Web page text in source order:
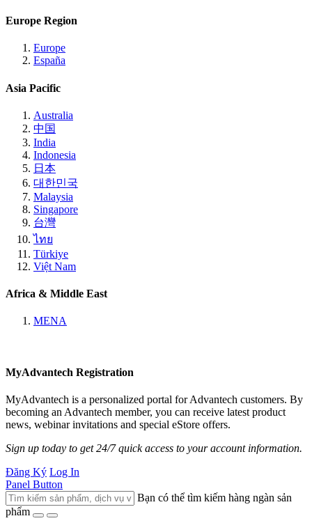
Europe Region
Europe
España
Asia Pacific
Australia
中国
India
Indonesia
日本
대한민국
Malaysia
Singapore
台灣
ไทย
Türkiye
Việt Nam
Africa & Middle East
MENA
MyAdvantech Registration
MyAdvantech is a personalized portal for Advantech customers. By
becoming an Advantech member, you can receive latest product
news, webinar invitations and special eStore offers.
Sign up today to get 24/7 quick access to your account information.
Đăng Ký Log In
Panel Button
Bạn có thể tìm kiếm hàng ngàn sản
phẩm